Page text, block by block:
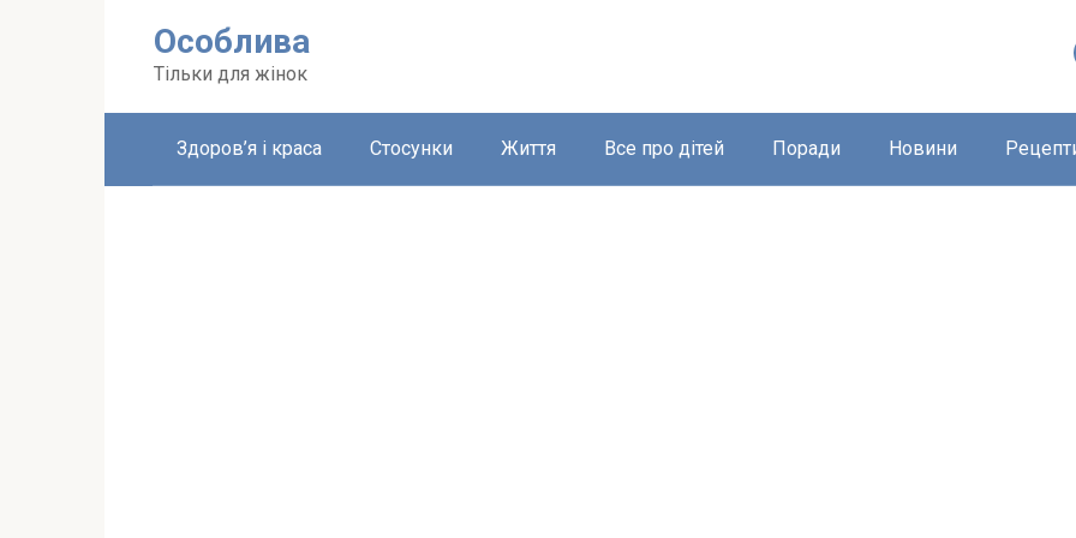
Особлива
Тільки для жінок
Здоров’я і краса Стосунки Життя Все про дітей Поради Новини